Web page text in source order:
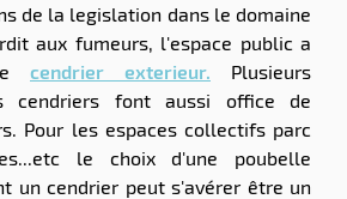
de la legislation dans le domaine
aux fumeurs, l'espace public a
cendrier exterieur.
Plusieurs
cendriers font aussi office de
Pour les espaces collectifs parc
le choix d'une poubelle
un cendrier peut s'avérer être un